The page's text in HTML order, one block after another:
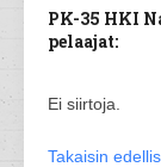
PK-35 HKI
pelaajat:
Ei siirtoja.
Takaisin